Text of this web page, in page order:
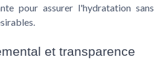
pour assurer l'hydratation sans
et transparence